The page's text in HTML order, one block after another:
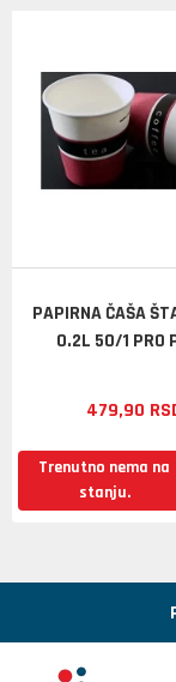
PAPIRNA ČAŠA
0.2L 50/1 PRO
479,90
Trenutno nema na
stanju.